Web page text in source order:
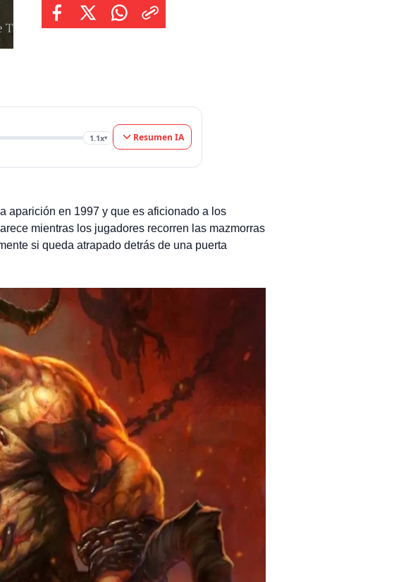
varios jugadores, puede […]
1.1x▾ Resumen IA
aparición en 1997 y que es aficionado a los
mientras los jugadores recorren las mazmorras
si queda atrapado detrás de una puerta